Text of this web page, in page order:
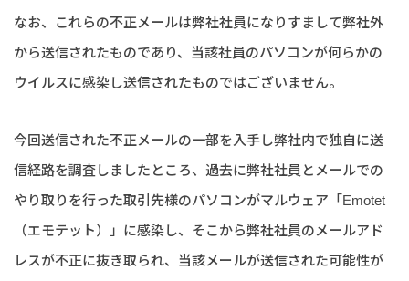
なお、これらの不正メールは弊社社員になりすまして弊社外
から送信されたものであり、当該社員のパソコンが何らかの
ウイルスに感染し送信されたものではございません。
今回送信された不正メールの一部を入手し弊社内で独自に送
信経路を調査しましたところ、過去に弊社社員とメールでの
やり取りを行った取引先様のパソコンがマルウェア「Emotet
（エモテット）」に感染し、そこから弊社社員のメールアド
レスが不正に抜き取られ、当該メールが送信された可能性が